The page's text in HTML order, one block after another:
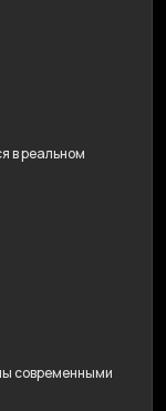
в реальном
современными